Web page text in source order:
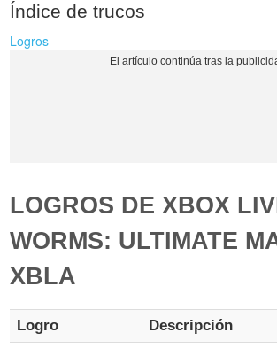
Índice de trucos
Logros
LOGROS DE XBOX
WORMS: ULTIMATE
XBLA
Logro Descripción